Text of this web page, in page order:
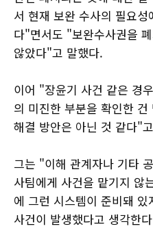
서 현재 보완 수사의 필요
다"면서도 "보완수사권을
않았다"고 말했다.
이어 "장윤기 사건 같은 경
의 미진한 부분을 확인한
해결 방안은 아닌 것 같다"
그는 "이해 관계자나 기타
사팀에게 사건을 맡기지 않
에 그런 시스템이 준비돼
사건이 발생했다고 생각한